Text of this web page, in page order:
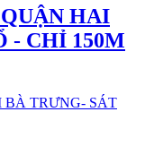
HAI
- CHỈ 150M